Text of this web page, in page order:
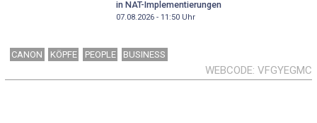
in NAT-Implementierungen
07.08.2026 - 11:50Uhr
CANON KÖPFE PEOPLE BUSINESS
WEBCODE VFGYEGMC